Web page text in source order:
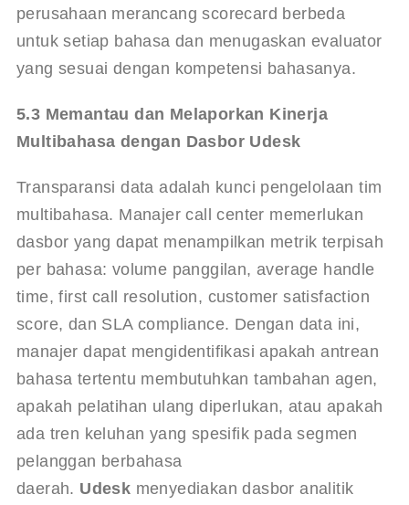
perusahaan merancang scorecard berbeda
untuk setiap bahasa dan menugaskan evaluator
yang sesuai dengan kompetensi bahasanya.
5.3 Memantau dan Melaporkan Kinerja
Multibahasa dengan Dasbor Udesk
Transparansi data adalah kunci pengelolaan tim
multibahasa. Manajer call center memerlukan
dasbor yang dapat menampilkan metrik terpisah
per bahasa: volume panggilan, average handle
time, first call resolution, customer satisfaction
score, dan SLA compliance. Dengan data ini,
manajer dapat mengidentifikasi apakah antrean
bahasa tertentu membutuhkan tambahan agen,
apakah pelatihan ulang diperlukan, atau apakah
ada tren keluhan yang spesifik pada segmen
pelanggan berbahasa
daerah. Udesk menyediakan dasbor analitik